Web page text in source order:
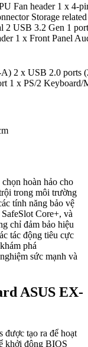
Fan header 1 x 4-
Storage
2 USB 3.2 Gen 1
1 x Front Panel
A) 2 x USB 2.0
1 x PS/2 Keyboard/
hoàn hảo cho
trong môi trường
tính năng bảo vệ
Core+, và
chỉ đảm bảo hiệu
tác động tiêu cực
phá
sức mạnh và
ASUS EX-
được tạo ra để hoạt
khởi động BIOS